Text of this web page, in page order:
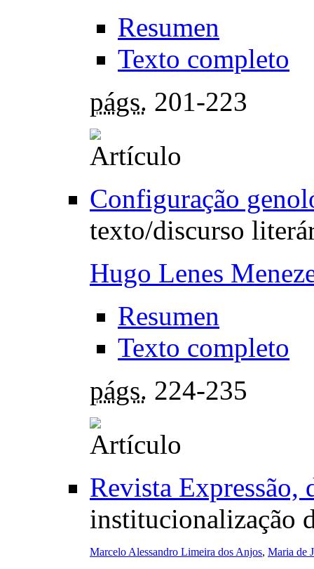
Resumen
Texto completo
págs. 201-223
Configuração
texto/discurso
Hugo Lenes
Resumen
Texto completo
págs. 224-235
Revista Expressão,
institucionalização
Marcelo Alessandro Limeira dos Anjos, Maria de